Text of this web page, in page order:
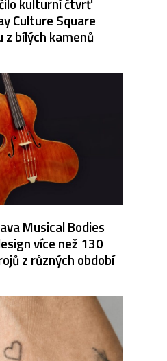
Culture Square
z bílých kamenů
Musical Bodies
více než 130
z různých období